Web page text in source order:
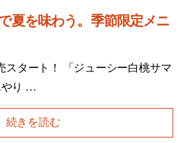
夏を味わう。季節限定メニ
スタート！ 「ジューシー白桃サマ
やり …
続きを読む